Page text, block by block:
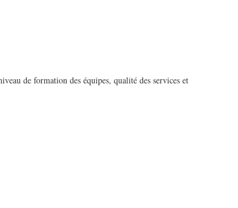
de formation des équipes, qualité des services et